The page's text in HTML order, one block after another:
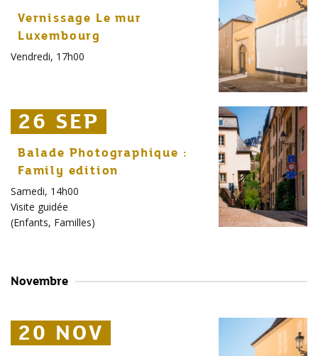
Vernissage Le mur
Luxembourg
Vendredi, 17h00
26 SEP
26 SEP
26 SEP
Balade Photographique :
Family edition
Samedi, 14h00
Visite guidée
(Enfants, Familles)
Novembre
20 NOV
20 NOV
20 NOV